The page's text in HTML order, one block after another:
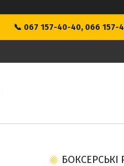
📞 067 157-40-40, 066 157-
БОКСЕРСЬКІ